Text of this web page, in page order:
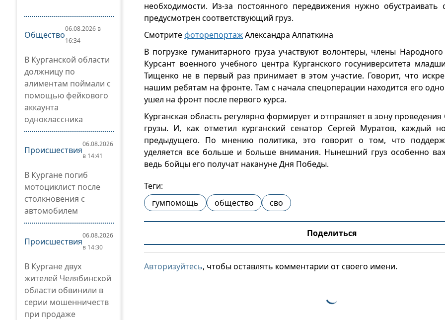
Общество
06.08.2026 в
16:34
В Курганской области
должницу по
алиментам поймали с
помощью фейкового
аккаунта
одноклассника
Происшествия
06.08.2026
в 14:41
В Кургане погиб
мотоциклист после
столкновения с
автомобилем
Происшествия
06.08.2026
в 14:30
В Кургане двух
жителей Челябинской
области обвинили в
серии мошенничеств
при продаже
необходимости. Из-за постоянного передвижения нужно обустраивать
предусмотрен соответствующий груз.
СмотритефоторепортажАлександра Алпаткина
В погрузке гуманитарного груза участвуют волонтеры, члены
Курсант военного учебного центра Курганского госуниверситета
Тищенко не в первый раз принимает в этом участие. Говорит, что
нашим ребятам на фронте. Там с начала спецоперации находится его
ушел на фронт после первого курса.
Курганская область регулярно формирует и отправляет в зону
грузы. И, как отметил курганский сенатор Сергей Муратов, каждый
предыдущего. По мнению политика, это говорит о том, что
уделяется все больше и больше внимания. Нынешний груз особенно
ведь бойцы его получат накануне Дня Победы.
Теги:
гумпомощь
общество сво
Поделиться
Авторизуйтесь, чтобы оставлять комментарии от своего имени.